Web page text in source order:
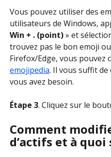
Vous pouvez utiliser des
utilisateurs de Windows,
Win + . (point) » et
trouvez pas le bon emoji
Firefox/Edge, vous pouvez
emojipedia. Il vous suffit de
vous avez besoin.
Étape 3. Cliquez sur le
Comment
d’actifs et à